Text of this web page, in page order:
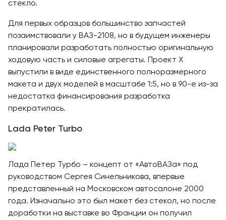
стекло.
Для первых образцов большинство запчастей
позаимствовали у ВАЗ-2108, но в будущем инженеры
планировали разработать полностью оригинальную
ходовую часть и силовые агрегаты. Проект Х
выпустили в виде единственного полноразмерного
макета и двух моделей в масштабе 1:5, но в 90-е из-за
недостатка финансирования разработка
прекратилась.
Lada Peter Turbo
Лада Петер Турбо – концепт от «АвтоВАЗа» под
руководством Сергея Синельникова, впервые
представленный на Московском автосалоне 2000
года. Изначально это был макет без стекол, но после
доработки на выставке во Франции он получил